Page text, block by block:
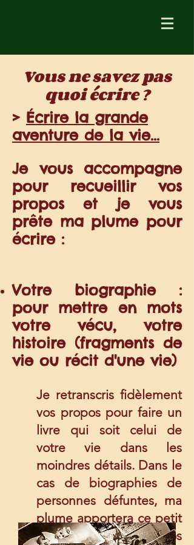
Vous ne savez pas
quoi écrire ?
> Écrire la grande
aventure de la vie...
Je vous accompagne
pour recueillir vos
propos et je vous
prête ma plume pour
écrire :
Votre biographie :
pour mettre en mots
votre vécu, votre
histoire (fragments de
vie ou récit d'une vie)
Je retranscris fidèlement
vos propos pour faire un
livre qui soit celui de
votre vie dans les
moindres détails. Dans le
cas de biographies de
personnes défuntes, ma
plume apportera ce petit
plus qui permettra à vos